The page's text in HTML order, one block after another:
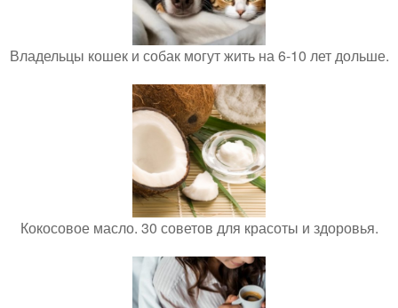
Владельцы кошек и собак могут жить на 6-10 лет дольше.
Кокосовое масло. 30 советов для красоты и здоровья.